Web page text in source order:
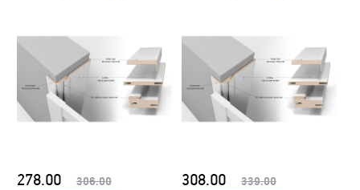
278.00 306.00 308.00 339.00